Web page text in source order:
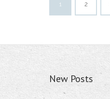
1 2
New Posts